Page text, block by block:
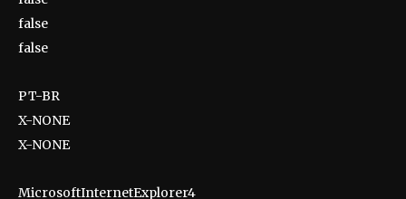
false
false
PT-BR
X-NONE
X-NONE
MicrosoftInternetExplorer4